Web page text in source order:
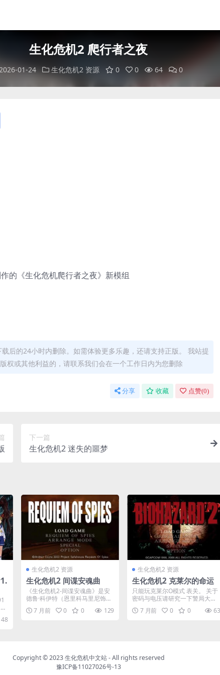
生化危机2 爬行者之夜
01-24 生化危机2 资源 0 0 64 0
的《生化危机爬行者之夜》新模组
后的24小时内删除。如需体验更多乐趣，还请支持正版。 我站提
权或其他利益的，请联系我们会在一个工作日内为您删除
分享 收藏 点赞(0)
下一篇
生化危机2 迷失的噩梦
生化危机2 资源
生化危机2 间谍安魂曲
《生化危机2-间谍安魂曲》是安
德鲁·科伊特（恩里科马里尼饰）
于2002年发行的一...
7 月前 0 0 129
生化危机2 资源
生化危机2 克莱尔的命运
只能玩克莱尔O模式 表关。 关于
密码与电压请研究一下警局大厅
的电脑提示。
7 月前 0 0 63
Copyright © 2023生化危机中文站- All rights reserved
豫ICP备11027026号-13